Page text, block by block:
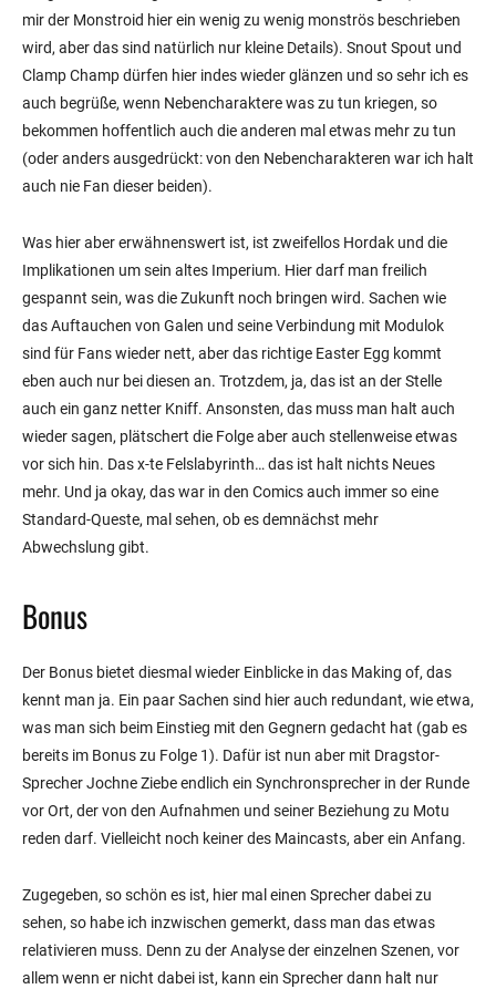
mir der Monstroid hier ein wenig zu wenig monströs beschrieben
wird, aber das sind natürlich nur kleine Details). Snout Spout und
Clamp Champ dürfen hier indes wieder glänzen und so sehr ich es
auch begrüße, wenn Nebencharaktere was zu tun kriegen, so
bekommen hoffentlich auch die anderen mal etwas mehr zu tun
(oder anders ausgedrückt: von den Nebencharakteren war ich halt
auch nie Fan dieser beiden).
Was hier aber erwähnenswert ist, ist zweifellos Hordak und die
Implikationen um sein altes Imperium. Hier darf man freilich
gespannt sein, was die Zukunft noch bringen wird. Sachen wie
das Auftauchen von Galen und seine Verbindung mit Modulok
sind für Fans wieder nett, aber das richtige Easter Egg kommt
eben auch nur bei diesen an. Trotzdem, ja, das ist an der Stelle
auch ein ganz netter Kniff. Ansonsten, das muss man halt auch
wieder sagen, plätschert die Folge aber auch stellenweise etwas
vor sich hin. Das x-te Felslabyrinth… das ist halt nichts Neues
mehr. Und ja okay, das war in den Comics auch immer so eine
Standard-Queste, mal sehen, ob es demnächst mehr
Abwechslung gibt.
Bonus
Der Bonus bietet diesmal wieder Einblicke in das Making of, das
kennt man ja. Ein paar Sachen sind hier auch redundant, wie etwa,
was man sich beim Einstieg mit den Gegnern gedacht hat (gab es
bereits im Bonus zu Folge 1). Dafür ist nun aber mit Dragstor-
Sprecher Jochne Ziebe endlich ein Synchronsprecher in der Runde
vor Ort, der von den Aufnahmen und seiner Beziehung zu Motu
reden darf. Vielleicht noch keiner des Maincasts, aber ein Anfang.
Zugegeben, so schön es ist, hier mal einen Sprecher dabei zu
sehen, so habe ich inzwischen gemerkt, dass man das etwas
relativieren muss. Denn zu der Analyse der einzelnen Szenen, vor
allem wenn er nicht dabei ist, kann ein Sprecher dann halt nur